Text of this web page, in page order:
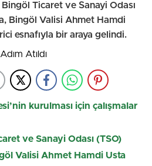
Bingöl Ticaret ve Sanayi Odası
Bingöl Valisi Ahmet Hamdi
esnafıyla bir araya gelindi.
kurulması için çalışmalar
ve Sanayi Odası (TSO)
Valisi Ahmet Hamdi Usta